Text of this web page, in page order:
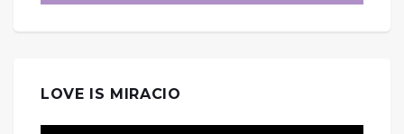
LOVE IS MIRACIO